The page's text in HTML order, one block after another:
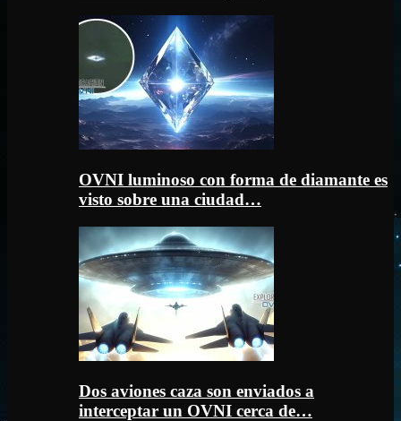
OVNI luminoso con forma de diamante es
visto sobre una ciudad…
Dos aviones caza son enviados a
interceptar un OVNI cerca de…